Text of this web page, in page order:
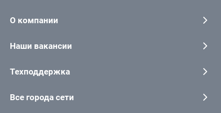
О компании
Наши вакансии
Техподдержка
Все города сети